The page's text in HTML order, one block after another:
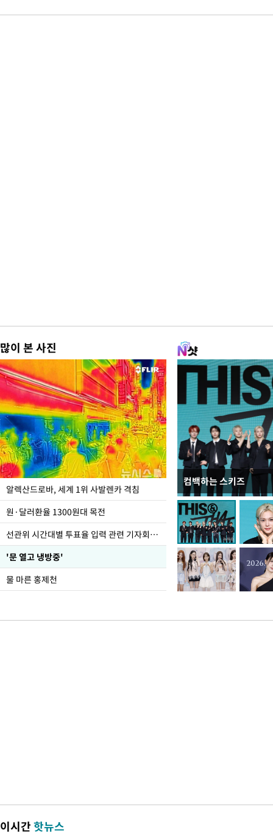
많이 본 사진
알렉산드로바, 세계 1위 사발렌카 격침
원·달러환율 1300원대 목전
선관위 시간대별 투표율 입력 관련 기자회견하는 주진우 의원
'문 열고 냉방중'
물 마른 홍제천
컴백하는 스키즈
극한 폭염에 바닥 드
도
이시간핫뉴스